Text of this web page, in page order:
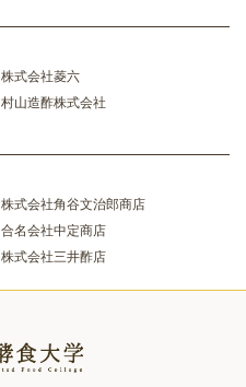
株式会社菱六
村山造酢株式会社
株式会社角谷文治郎商店
合名会社中定商店
株式会社三井酢店